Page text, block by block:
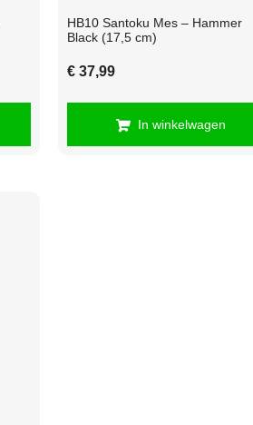
HB10 Santoku Mes – Hammer
Black (17,5 cm)
€37,99
In winkelwagen